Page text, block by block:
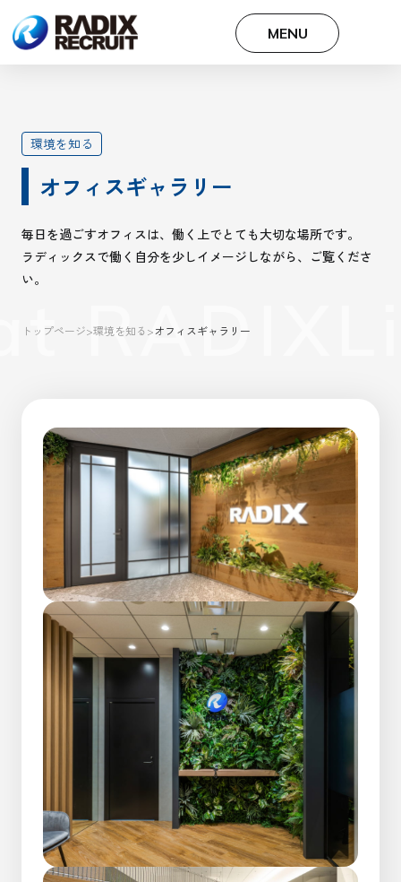
MENU
環境を知る
オフィスギャラリー
毎日を過ごすオフィスは、働く上でとても大切な場所です。
ラディックスで働く自分を少しイメージしながら、ご覧くださ
い。
トップページ>環境を知る >オフィスギャラリー